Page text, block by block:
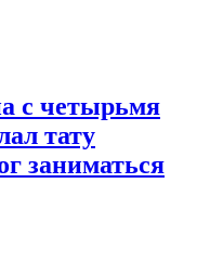
с четырьмя
тату
заниматься